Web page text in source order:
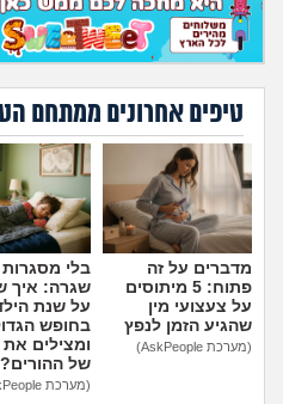
טיפים אחרונים ממתחם
מדברים על זה
פתוח: 5 מיתוסים
על צעצועי מין
שהגיע הזמן לנפץ
(מערכת AskPeople)
בלי מסגרות
שגרה: איך
על שנת
בחופש
ומצילים
של ההורים?
(מערכת AskPeople)